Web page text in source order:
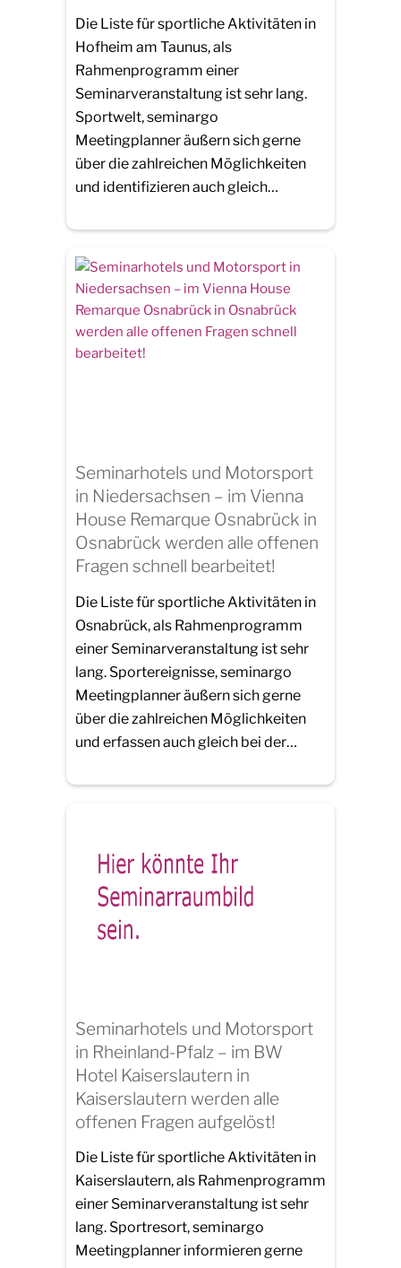
Die Liste für sportliche Aktivitäten in
Hofheim am Taunus, als
Rahmenprogramm einer
Seminarveranstaltung ist sehr lang.
Sportwelt, seminargo
Meetingplanner äußern sich gerne
über die zahlreichen Möglichkeiten
und identifizieren auch gleich…
Seminarhotels und Motorsport
in Niedersachsen – im Vienna
House Remarque Osnabrück in
Osnabrück werden alle offenen
Fragen schnell bearbeitet!
Die Liste für sportliche Aktivitäten in
Osnabrück, als Rahmenprogramm
einer Seminarveranstaltung ist sehr
lang. Sportereignisse, seminargo
Meetingplanner äußern sich gerne
über die zahlreichen Möglichkeiten
und erfassen auch gleich bei der…
Seminarhotels und Motorsport
in Rheinland-Pfalz – im BW
Hotel Kaiserslautern in
Kaiserslautern werden alle
offenen Fragen aufgelöst!
Die Liste für sportliche Aktivitäten in
Kaiserslautern, als Rahmenprogramm
einer Seminarveranstaltung ist sehr
lang. Sportresort, seminargo
Meetingplanner informieren gerne